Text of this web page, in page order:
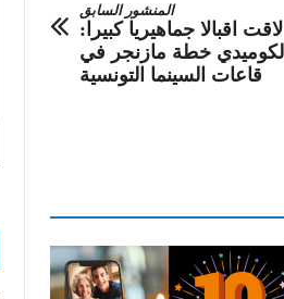
المنشور السابق
اقبالا جماهيريا كبيرا:
الكوميدي خطة مازنجر في
قاعات السينما التونسية